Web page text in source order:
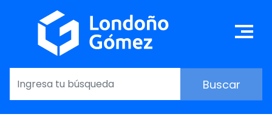
al
contenido